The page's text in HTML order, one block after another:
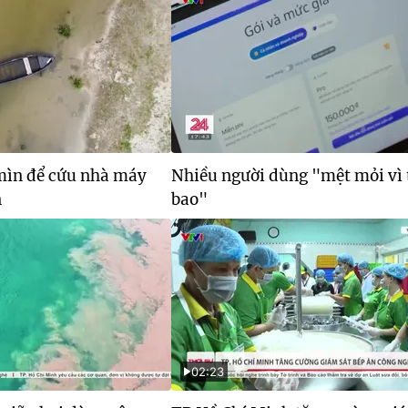
để cứu nhà máy
Nhiều người dùng "mệt mỏi vì
bao"
02:23